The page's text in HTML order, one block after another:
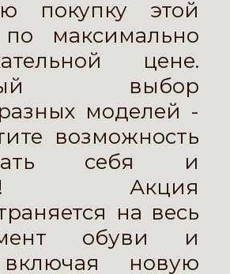
покупку этой
максимально
цене.
выбор
моделей -
возможность
себя и
Акция
на весь
обуви и
новую